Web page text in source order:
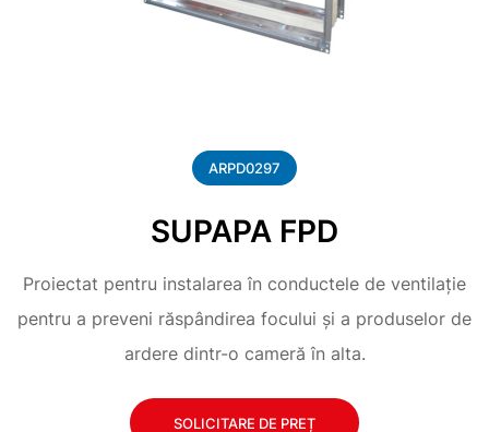
ARPD0297
SUPAPA FPD
Proiectat pentru instalarea în conductele de ventilație
pentru a preveni răspândirea focului și a produselor de
ardere dintr-o cameră în alta.
SOLICITARE DE PREȚ